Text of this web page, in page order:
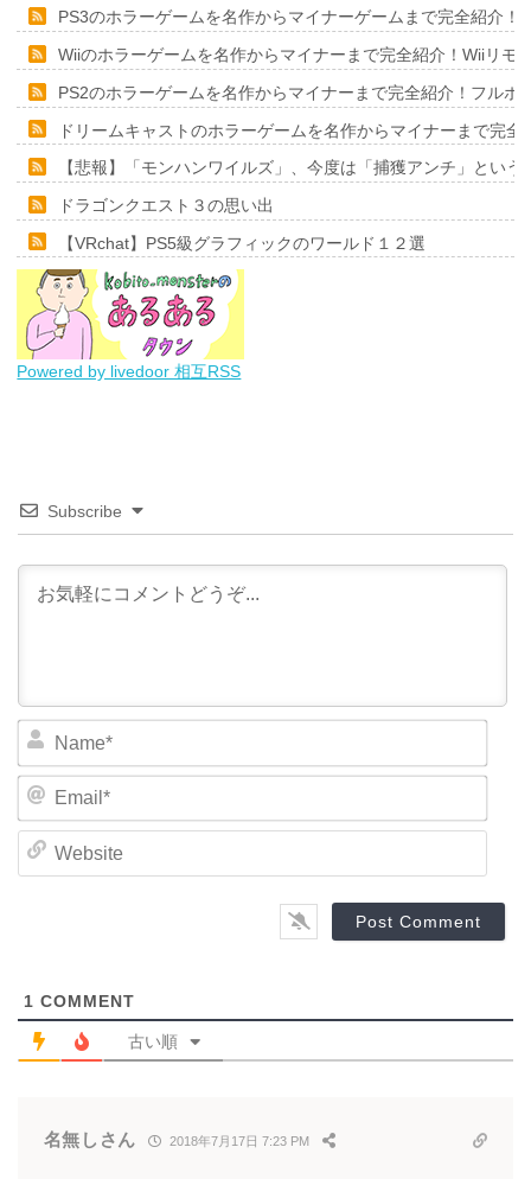
PS3のホラーゲームを名作からマイナーゲームまで完全紹介
Wiiのホラーゲームを名作からマイナーまで完全紹介！Wiiリモ
PS2のホラーゲームを名作からマイナーまで完全紹介！フルポ
ドリームキャストのホラーゲームを名作からマイナーまで完
【悲報】「モンハンワイルズ」、今度は「捕獲アンチ」とい
ドラゴンクエスト３の思い出
【VRchat】PS5級グラフィックのワールド１２選
Powered by livedoor 相互RSS
Subscribe
N
m
E
a
*b
1 COMMENT
古い順
名無しさん 2018年7月17日 7:23 PM